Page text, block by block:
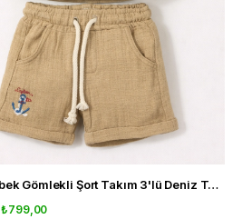
Erkek Bebek Gömlekli Şort Takım 3'lü Deniz Temalı Baskılı Yazlık Takım
₺799,00